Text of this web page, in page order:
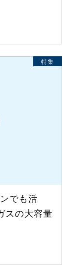
特集
でも活
スの大容量